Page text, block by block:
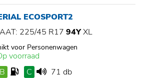
ECOSPORT2
225/45 R17 94YXL
voor Personenwagen
voorraad
B
C
71 db